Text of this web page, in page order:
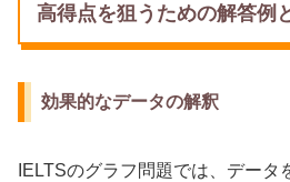
高得点を狙うための解答例
効果的なデータの解釈
IELTSのグラフ問題では、デー